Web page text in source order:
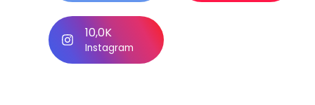
10,0K
Instagram